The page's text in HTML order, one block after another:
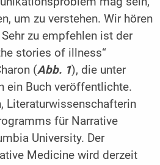
um zu verstehen. Wir hören
zu empfehlen ist der
stories of illness“
(Abb. 1), die unter
ein Buch veröffentlichte.
Literaturwissenschafterin
für Narrative
University. Der
Medicine wird derzeit